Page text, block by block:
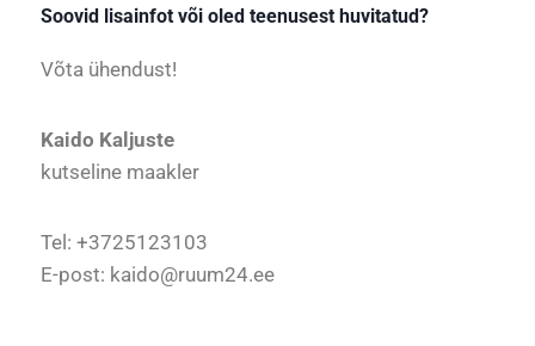
Soovid lisainfot või oled teenusest huvitatud?
Võta ühendust!
Kaido Kaljuste
kutseline maakler
Tel: +3725123103
E-post: kaido@ruum24.ee